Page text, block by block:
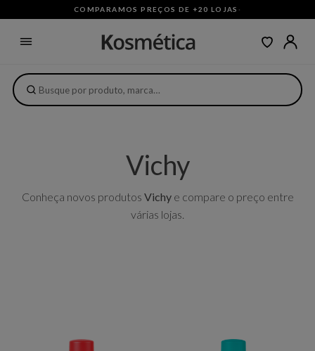
COMPARAMOS PREÇOS DE +20 LOJAS ·
Vichy
Conheça novos produtos Vichye compare o preço entre
várias lojas.